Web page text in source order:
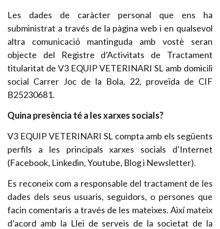
Les dades de caràcter personal que ens ha
subministrat a través de la pàgina web i en qualsevol
altra comunicació mantinguda amb vostè seran
objecte del Registre d’Activitats de Tractament
titularitat de V3 EQUIP VETERINARI SL amb domicili
social Carrer Joc de la Bola, 22, proveïda de CIF
B25230681.
Quina presència té a les xarxes socials?
V3 EQUIP VETERINARI SL compta amb els següents
perfils a les principals xarxes socials d’Internet
(Facebook, Linkedin, Youtube, Blog i Newsletter).
Es reconeix com a responsable del tractament de les
dades dels seus usuaris, seguidors, o persones que
facin comentaris a través de les mateixes. Així mateix
d’acord amb la Llei de serveis de la societat de la